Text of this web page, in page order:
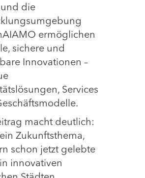
die
ermöglichen
sichere und
Innovationen –
Services
macht deutlich:
Zukunftsthema,
schon jetzt gelebte
innovativen